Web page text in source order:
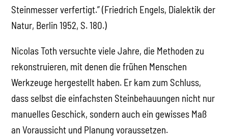
Steinmesser verfertigt.” (Friedrich Engels, Dialektik der
Natur, Berlin 1952, S. 180.)
Nicolas Toth versuchte viele Jahre, die Methoden zu
rekonstruieren, mit denen die frühen Menschen
Werkzeuge hergestellt haben. Er kam zum Schluss,
dass selbst die einfachsten Steinbehauungen nicht nur
manuelles Geschick, sondern auch ein gewisses Maß
an Voraussicht und Planung voraussetzen.